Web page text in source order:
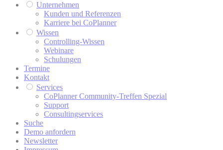
Unternehmen
Kunden und Referenzen
Karriere bei CoPlanner
Wissen
Controlling-Wissen
Webinare
Schulungen
Termine
Kontakt
Services
CoPlanner Community-Treffen Spezial
Support
Consultingservices
Suche
Demo anfordern
Newsletter